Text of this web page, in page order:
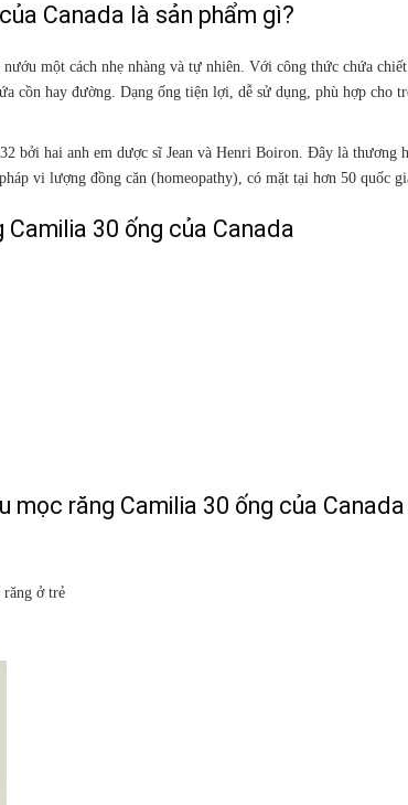
Canada là sản phẩm gì?
một cách nhẹ nhàng và tự nhiên. Với công thức chứa
cồn hay đường. Dạng ống tiện lợi, dễ sử dụng, phù hợp cho
bởi hai anh em dược sĩ Jean và Henri Boiron. Đây là thương
vi lượng đồng căn (homeopathy), có mặt tại hơn 50 quốc
30 ống của Canada
mọc răng Camilia 30 ống của Canada
ở trẻ